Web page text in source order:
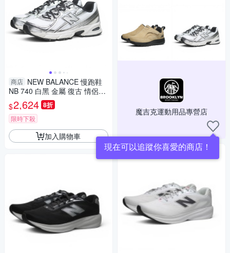
商店 NEW BALANCE 慢跑鞋
NB 740 白黑 金屬 復古 情侶鞋
男女 U7401P5
$2,624 8折
限時下殺
加入購物車
魔吉克運動用品專營店
現在可以追蹤你喜愛的商店！